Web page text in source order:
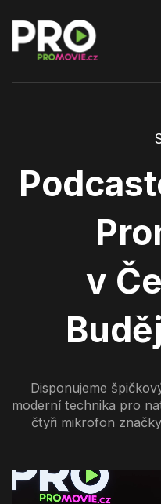
v
Disponujeme
moderní technika pro
čtyři mikrofon